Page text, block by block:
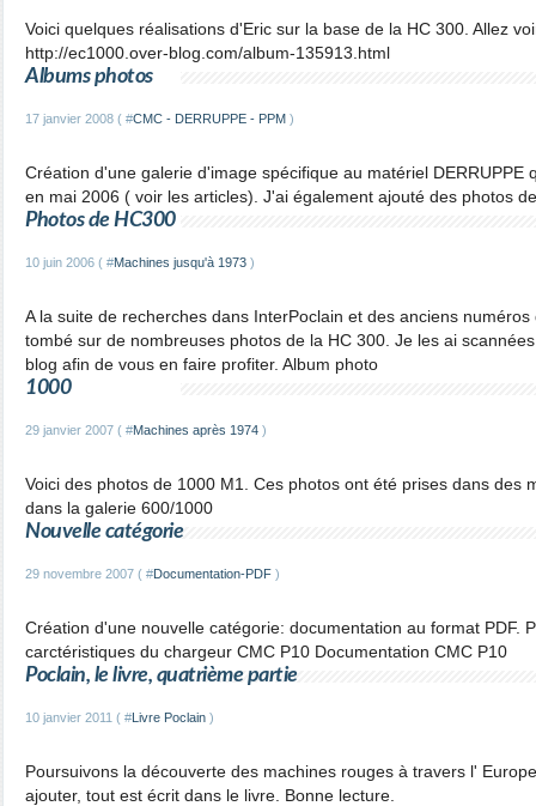
Voici quelques réalisations d'Eric sur la base de la HC 300. Allez
http://ec1000.over-blog.com/album-135913.html
Albums photos
17 janvier 2008 ( #CMC - DERRUPPE - PPM )
Création d'une galerie d'image spécifique au matériel DERRUPPE
en mai 2006 ( voir les articles). J'ai également ajouté des photos
Photos de HC300
10 juin 2006 ( #Machines jusqu'à 1973 )
A la suite de recherches dans InterPoclain et des anciens
tombé sur de nombreuses photos de la HC 300. Je les ai
blog afin de vous en faire profiter. Album photo
1000
29 janvier 2007 ( #Machines après 1974 )
Voici des photos de 1000 M1. Ces photos ont été prises dans des
dans la galerie 600/1000
Nouvelle catégorie
29 novembre 2007 ( #Documentation-PDF )
Création d'une nouvelle catégorie: documentation au format PDF.
carctéristiques du chargeur CMC P10 Documentation CMC P10
Poclain, le livre, quatrième partie
10 janvier 2011 ( #Livre Poclain )
Poursuivons la découverte des machines rouges à travers l'
ajouter, tout est écrit dans le livre. Bonne lecture.